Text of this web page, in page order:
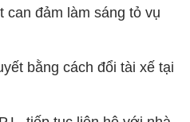
đảm làm sáng tỏ vụ
bằng cách đổi tài xế tại